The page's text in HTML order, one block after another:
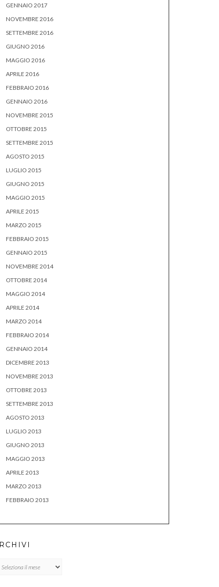
GENNAIO 2017
NOVEMBRE 2016
SETTEMBRE 2016
GIUGNO 2016
MAGGIO 2016
APRILE 2016
FEBBRAIO 2016
GENNAIO 2016
NOVEMBRE 2015
OTTOBRE 2015
SETTEMBRE 2015
AGOSTO 2015
LUGLIO 2015
GIUGNO 2015
MAGGIO 2015
APRILE 2015
MARZO 2015
FEBBRAIO 2015
GENNAIO 2015
NOVEMBRE 2014
OTTOBRE 2014
MAGGIO 2014
APRILE 2014
MARZO 2014
FEBBRAIO 2014
GENNAIO 2014
DICEMBRE 2013
NOVEMBRE 2013
OTTOBRE 2013
SETTEMBRE 2013
AGOSTO 2013
LUGLIO 2013
GIUGNO 2013
MAGGIO 2013
APRILE 2013
MARZO 2013
FEBBRAIO 2013